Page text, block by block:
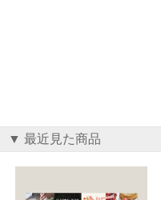
▼ 最近見た商品